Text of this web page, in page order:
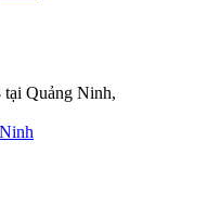
Quảng Ninh,